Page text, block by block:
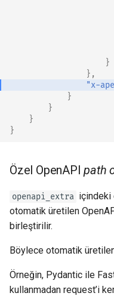
}
},
"x-
}
}
}
}
Özel OpenAPIpath
openapi_extra içindeki
otomatik üretilen
birleştirilir.
Böylece otomatik
Örneğin, Pydantic ile
kullanmadan request’i